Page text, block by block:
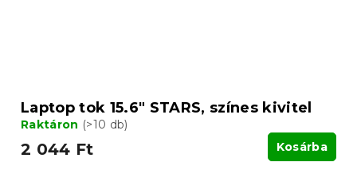
Laptop tok 15.6" STARS, színes kivitel
Raktáron (>10 db)
2 044 Ft Kosárba